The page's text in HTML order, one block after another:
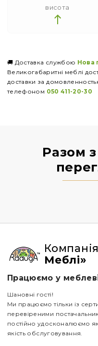
висота
🚚 Доставка службою Нова
Великогабаритні меблі
доставки за
телефоном 050 411-20-30
Разом
Компанія
Меблі»
Працюємо у
Шановні гості!
Ми працюємо тільки із
перевіреними
постійно удосконалюємо
якість обслуговування.